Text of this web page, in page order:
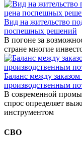
Вид на жительство
поспешных решений
В погоне за
стране многие
Баланс между
производственным
В современной
спрос определяет
инструментом
СВО